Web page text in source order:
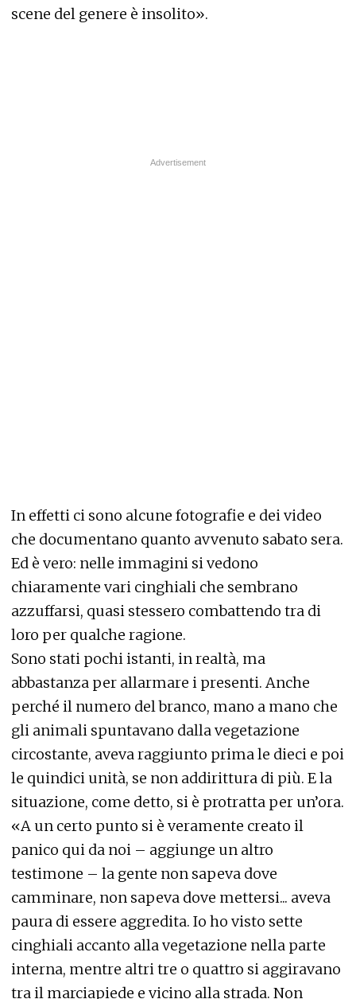
scene del genere è insolito».
In effetti ci sono alcune fotografie e dei video
che documentano quanto avvenuto sabato sera.
Ed è vero: nelle immagini si vedono
chiaramente vari cinghiali che sembrano
azzuffarsi, quasi stessero combattendo tra di
loro per qualche ragione.
Sono stati pochi istanti, in realtà, ma
abbastanza per allarmare i presenti. Anche
perché il numero del branco, mano a mano che
gli animali spuntavano dalla vegetazione
circostante, aveva raggiunto prima le dieci e poi
le quindici unità, se non addirittura di più. E la
situazione, come detto, si è protratta per un’ora.
«A un certo punto si è veramente creato il
panico qui da noi – aggiunge un altro
testimone – la gente non sapeva dove
camminare, non sapeva dove mettersi... aveva
paura di essere aggredita. Io ho visto sette
cinghiali accanto alla vegetazione nella parte
interna, mentre altri tre o quattro si aggiravano
tra il marciapiede e vicino alla strada. Non